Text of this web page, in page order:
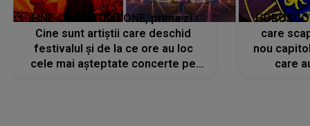
LINE-UP UNTOLD ONE, prima zi.
Cine sunt artiștii care deschid
festivalul și de la ce ore au loc
cele mai așteptate concerte pe
care
nou
care